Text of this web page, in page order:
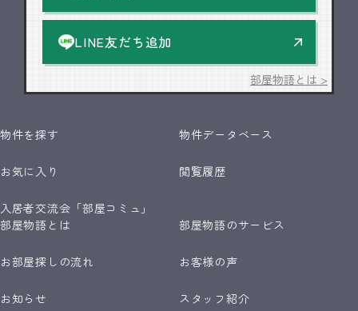
LINE友だち追加
部屋物語とは >
物件を探す 物件データベース
お気に入り 閲覧履歴
入居者交流会「部屋コミュ」
部屋物語とは
部屋物語のサービス
お部屋探しの流れ お客様の声
お知らせ スタッフ紹介